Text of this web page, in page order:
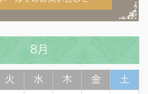
8月
火 水 木 金 土